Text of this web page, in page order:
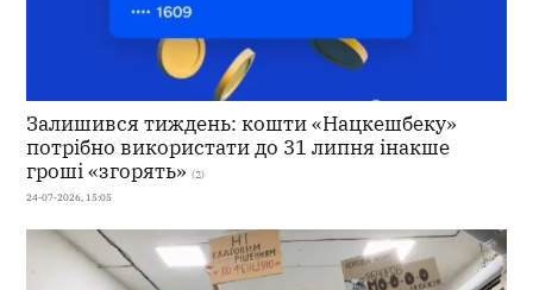
Залишився тиждень: кошти «Нацкешбеку»
потрібно використати до 31 липня інакше
гроші «згорять» (2)
24-07-2026, 15:05